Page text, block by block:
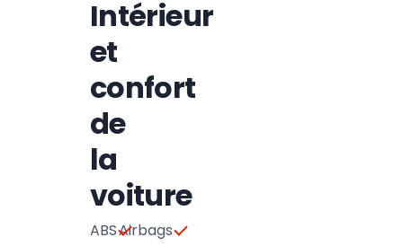
Intérieur
et
confort
de
la
voiture
ABSAirbags